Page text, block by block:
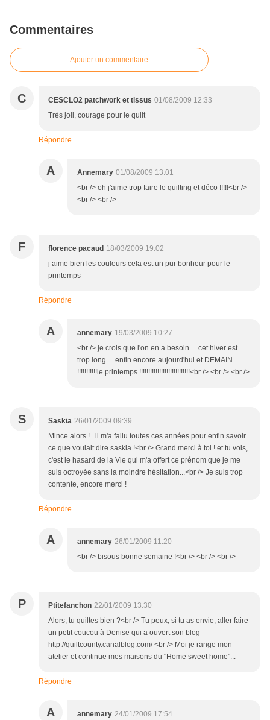
Commentaires
Ajouter un commentaire
C CESCLO2 patchwork et tissus 01/08/2009 12:33
Très joli, courage pour le quilt
Répondre
A Annemary 01/08/2009 13:01
<br /> oh j'aime trop faire le quilting et déco !!!!!<br />
<br /> <br />
F florence pacaud 18/03/2009 19:02
j aime bien les couleurs cela est un pur bonheur pour le
printemps
Répondre
A annemary 19/03/2009 10:27
<br /> je crois que l'on en a besoin ....cet hiver est
trop long ....enfin encore aujourd'hui et DEMAIN
!!!!!!!!!!!le printemps !!!!!!!!!!!!!!!!!!!!!!!!!!!!<br /> <br /> <br />
S Saskia 26/01/2009 09:39
Mince alors !...il m'a fallu toutes ces années pour enfin savoir
ce que voulait dire saskia !<br /> Grand merci à toi ! et tu vois,
c'est le hasard de la Vie qui m'a offert ce prénom que je me
suis octroyée sans la moindre hésitation...<br /> Je suis trop
contente, encore merci !
Répondre
A annemary 26/01/2009 11:20
<br /> bisous bonne semaine !<br /> <br /> <br />
P Ptitefanchon 22/01/2009 13:30
Alors, tu quiltes bien ?<br /> Tu peux, si tu as envie, aller faire
un petit coucou à Denise qui a ouvert son blog
http://quiltcounty.canalblog.com/ <br /> Moi je range mon
atelier et continue mes maisons du "Home sweet home"...
Répondre
A annemary 24/01/2009 17:54